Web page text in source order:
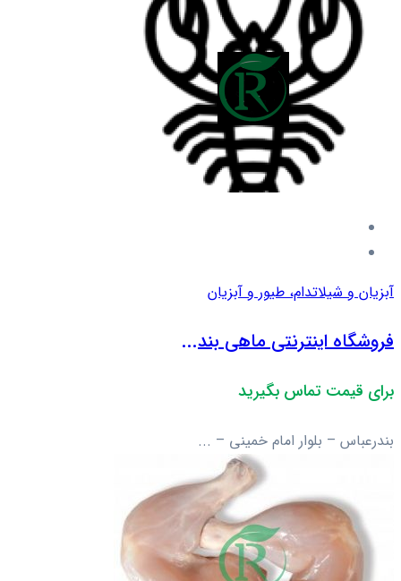
آبزیان و شیلاتدام، طیور و آبزیان
فروشگاه اینترنتی ماهی بند...
برای قیمت تماس بگیرید
بندرعباس – بلوار امام خمینی – ...